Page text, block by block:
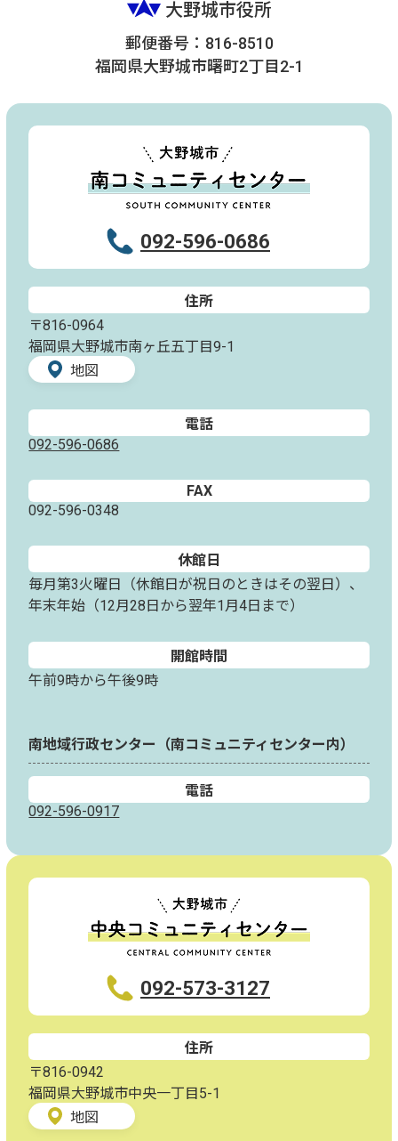
大野城市役所
郵便番号：816-8510
福岡県大野城市曙町2丁目2-1
092-596-0686
住所
〒816-0964
福岡県大野城市南ヶ丘五丁目9-1
地図
電話
092-596-0686
FAX
092-596-0348
休館日
毎月第3火曜日（休館日が祝日のときはその翌日）、
年末年始（12月28日から翌年1月4日まで）
開館時間
午前9時から午後9時
南地域行政センター（南コミュニティセンター内）
電話
092-596-0917
092-573-3127
住所
〒816-0942
福岡県大野城市中央一丁目5-1
地図